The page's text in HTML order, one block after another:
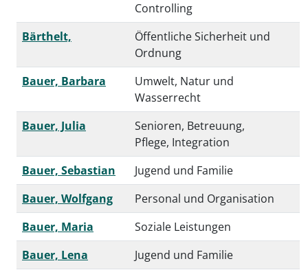
Controlling
Bärthelt,
Öffentliche Sicherheit und
Ordnung
Bauer, Barbara
Umwelt, Natur und
Wasserrecht
Bauer, Julia
Senioren, Betreuung,
Pflege, Integration
Bauer, Sebastian
Jugend und Familie
Bauer, Wolfgang
Personal und Organisation
Bauer, Maria
Soziale Leistungen
Bauer, Lena
Jugend und Familie